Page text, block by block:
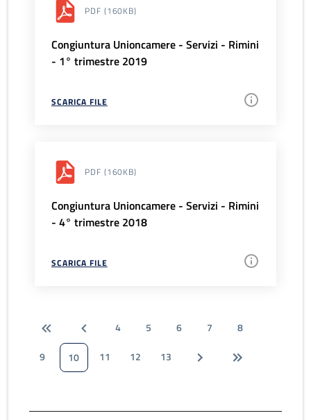
PDF (160KB)
Congiuntura Unioncamere - Servizi - Rimini
- 1° trimestre 2019
SCARICA FILE
PDF (160KB)
Congiuntura Unioncamere - Servizi - Rimini
- 4° trimestre 2018
SCARICA FILE
4 5 6 7
8
9
10 11 12 13